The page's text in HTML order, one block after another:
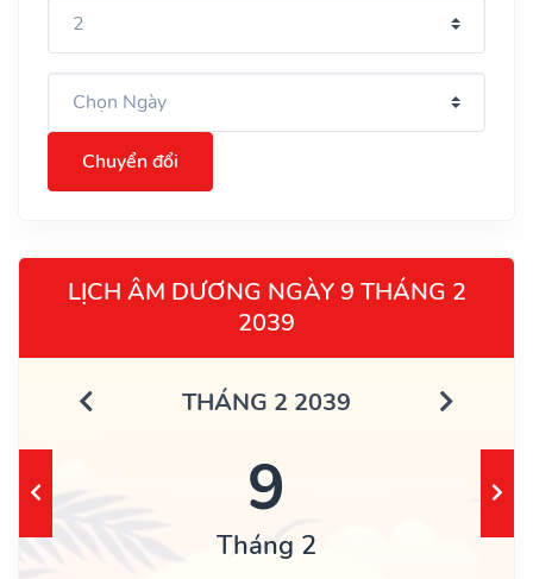
Chuyển đổi
LỊCH ÂM DƯƠNG NGÀY 9 THÁNG 2
2039
THÁNG 2 2039
9
Tháng 2